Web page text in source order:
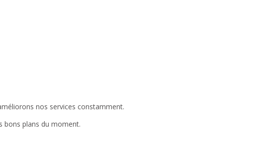
nos services constamment.
bons plans du moment.